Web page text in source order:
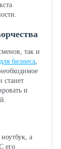
так и
бизнеса,
станет
и
а
его